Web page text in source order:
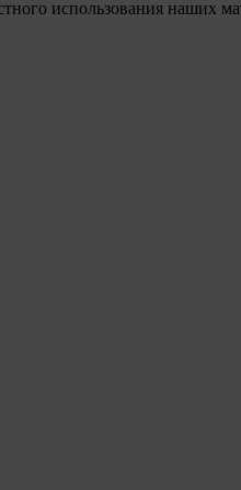
использования наших